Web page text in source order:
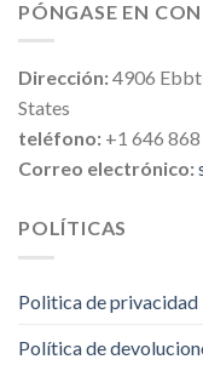
PÓNGASE EN
Dirección:4906
States
teléfono: +1 646
Correo electrónico:
POLÍTICAS
Politica de privacidad
Política de